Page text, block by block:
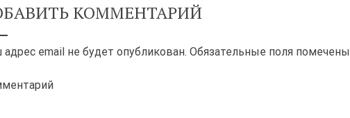
КОММЕНТАРИЙ
email не будет опубликован. Обязательные поля помечены